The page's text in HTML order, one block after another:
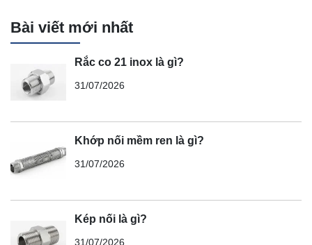
Bài viết mới nhất
Rắc co 21 inox là gì?
31/07/2026
Khớp nối mềm ren là gì?
31/07/2026
Kép nối là gì?
31/07/2026